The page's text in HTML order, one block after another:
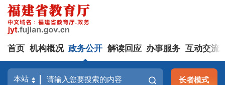
首页 机构概况 政务公开 解读回应 办事服务 互动交流
长者模式